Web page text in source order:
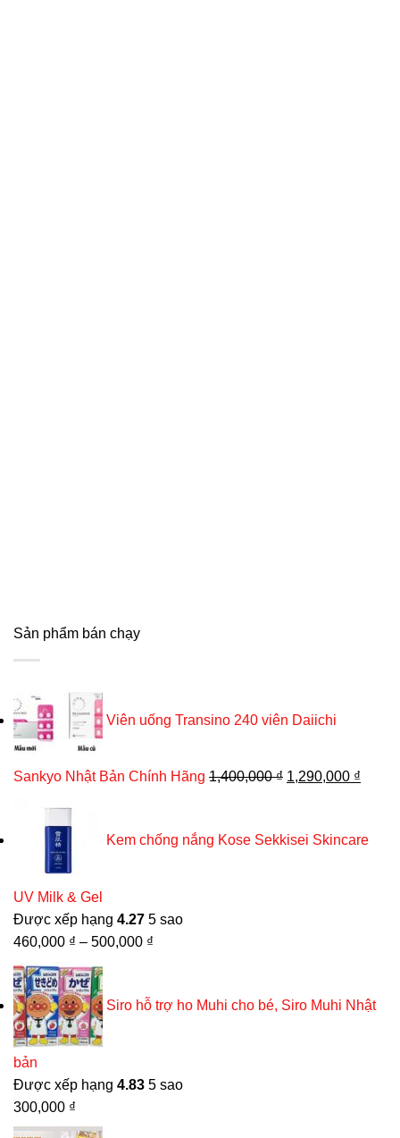
Sản phẩm bán chạy
Viên uống Transino 240 viên Daiichi
Sankyo Nhật Bản Chính Hãng 1,400,000₫ Giá
1,400,000 ₫.
1,290,000 ₫
là:
Kem chống nắng Kose Sekkisei Skincare
UV Milk & Gel
Được xếp hạng 4.27 5 sao
460,000 ₫ – 500,000 ₫
Siro hỗ trợ ho Muhi cho bé, Siro Muhi Nhật
bản
Được xếp hạng 4.83 5 sao
300,000 ₫